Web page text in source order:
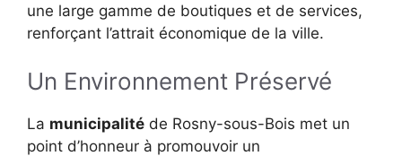
une large gamme de boutiques et de services,
renforçant l’attrait économique de la ville.
Un Environnement Préservé
La municipalité de Rosny-sous-Bois met un
point d’honneur à promouvoir un